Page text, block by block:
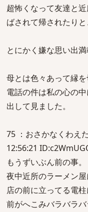
超怖くなって友達と
ばされて帰されたりと
とにかく嫌な思い出満
母とは色々あって縁を
電話の件は私の心の
出して見ました。
75 ：おさかなくわえ
12:56:21
もうずいぶん前の事。
夜中近所のラーメン
店の前に立ってる電
前がへこみバラバラ